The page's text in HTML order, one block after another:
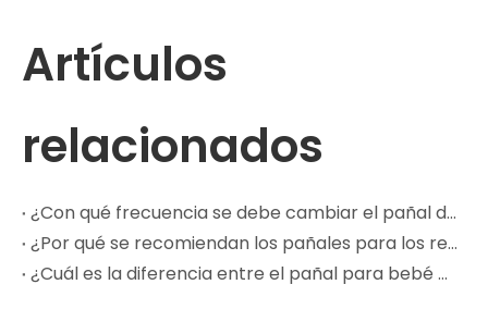
Artículos
relacionados
¿Con qué frecuencia se debe cambiar el pañal de un bebé?
¿Por qué se recomiendan los pañales para los recién nacidos?
¿Cuál es la diferencia entre el pañal para bebé con cintura anillada y el pañal para bebé con tirantes?